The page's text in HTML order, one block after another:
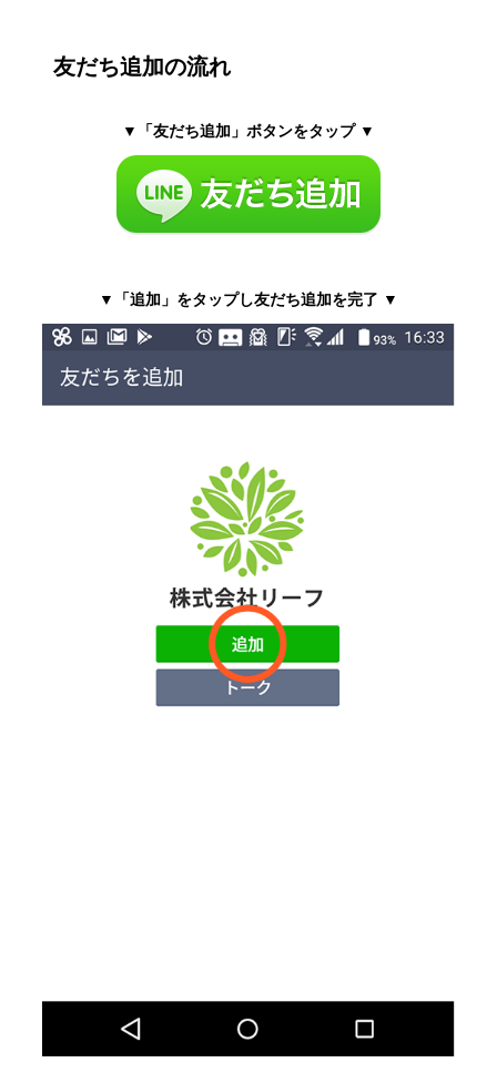
友だち追加の流れ
▼「友だち追加」ボタンをタップ ▼
▼「追加」をタップし友だち追加を完了 ▼